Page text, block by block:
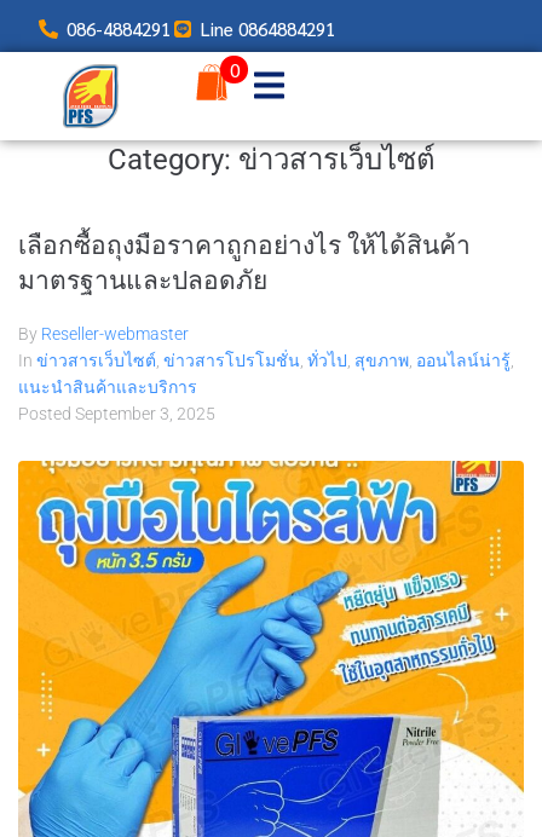
086-4884291
Line 0864884291
0
Category: ข่าวสารเว็บไซต์
เลือกซื้อถุงมือราคาถูกอย่างไร ให้ได้สินค้า
มาตรฐานและปลอดภัย
By Reseller-webmaster
In ข่าวสารเว็บไซต์, ข่าวสารโปรโมชั่น, ทั่วไป, สุขภาพ, ออนไลน์น่ารู้,
แนะนำสินค้าและบริการ
Posted September 3, 2025